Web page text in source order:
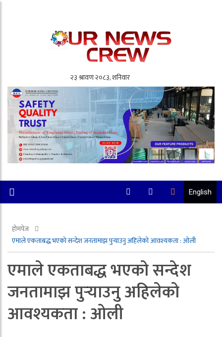
English
होमपेज
एमाले एकताबद्ध भएको सन्देश जनतामाझ पुर्‍याउनु अहिलेको आवश्यकता : ओली
एमाले एकताबद्ध भएको सन्देश
जनतामाझ पुर्‍याउनु अहिलेको
आवश्यकता : ओली